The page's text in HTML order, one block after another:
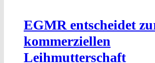
EGMR entscheidet
kommerziellen
Leihmutterschaft